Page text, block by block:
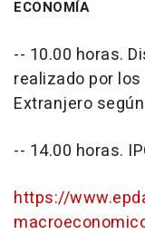
ECONOMÍA
-- 10.00 horas.
realizado por
Extranjero
-- 14.00 horas.
https://